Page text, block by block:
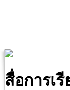
สื่อการเ